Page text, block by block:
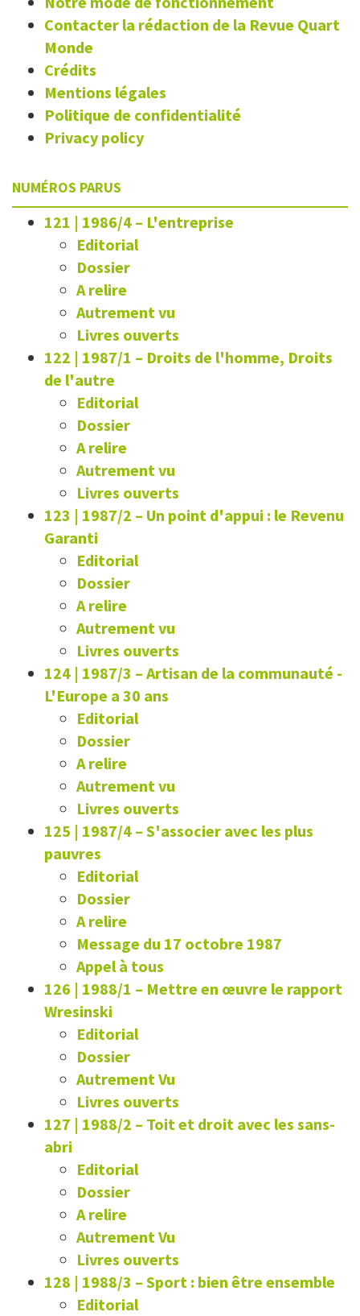
Contacter la rédaction de la Revue Quart
Monde
Crédits
Mentions légales
Politique de confidentialité
Privacy policy
NUMÉROS PARUS
121 | 1986/4 – L'entreprise
Editorial
Dossier
A relire
Autrement vu
Livres ouverts
122 | 1987/1 – Droits de l'homme, Droits
de l'autre
Editorial
Dossier
A relire
Autrement vu
Livres ouverts
123 | 1987/2 – Un point d'appui : le Revenu
Garanti
Editorial
Dossier
A relire
Autrement vu
Livres ouverts
124 | 1987/3 – Artisan de la communauté -
L'Europe a 30 ans
Editorial
Dossier
A relire
Autrement vu
Livres ouverts
125 | 1987/4 – S'associer avec les plus
pauvres
Editorial
Dossier
A relire
Message du 17 octobre 1987
Appel à tous
126 | 1988/1 – Mettre en œuvre le rapport
Wresinski
Editorial
Dossier
Autrement Vu
Livres ouverts
127 | 1988/2 – Toit et droit avec les sans-
abri
Editorial
Dossier
A relire
Autrement Vu
Livres ouverts
128 | 1988/3 – Sport : bien être ensemble
Editorial